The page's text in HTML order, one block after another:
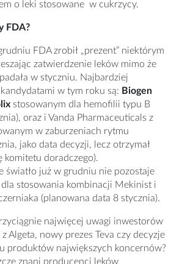
o leki stosowane w cukrzycy.
FDA?
FDA zrobił „prezent” niektórym
zatwierdzenie leków mimo że
w styczniu. Najbardziej
w tym roku są: Biogen
stosowanym dla hemofilii typu B
oraz i Vanda Pharmaceuticals z
w zaburzeniach rytmu
jako data decyzji, lecz otrzymał
komitetu doradczego).
światło już w grudniu nie pozostaje
dla stosowania kombinacji Mekinist i
(planowana data 8 stycznia).
najwięcej uwagi inwestorów
Algeta, nowy prezes Teva czy decyzje
produktów największych koncernów?
znani producenci leków